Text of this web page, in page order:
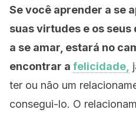
Se você aprender a se
suas virtudes e os seus
a se amar, estará no
encontrar a felicidade,
ter ou não um
consegui-lo. O